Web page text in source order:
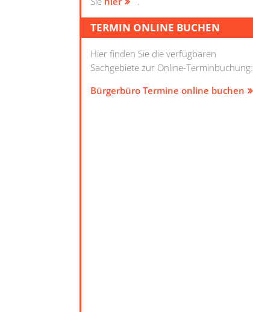
TERMIN ONLINE BUCHEN
Hier finden Sie die verfügbaren
Sachgebiete zur Online-Terminbuchung:
Bürgerbüro Termine online buchen